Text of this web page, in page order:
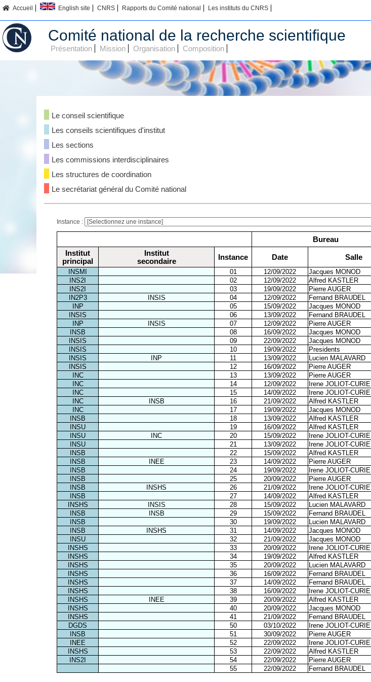
Accueil English site CNRS Rapports du Comité national Les instituts du CNRS
Comité national de la recherche scientifique
Présentation Mission Organisation Composition
Le conseil scientifique
Les conseils scientifiques d'institut
Les sections
Les commissions interdisciplinaires
Les structures de coordination
Le secrétariat général du Comité national
Instance :
Bureau
Institut
principal
Institut
secondaire
Instance Date Salle
INSMI 01 12/09/2022 Jacques MONOD
INS2I
02 12/09/2022 Alfred KASTLER
INS2I
03 19/09/2022 Pierre AUGER
IN2P3
INSIS 04 12/09/2022 Fernand BRAUDEL
INP
05 15/09/2022 Jacques MONOD
INSIS
06 13/09/2022 Fernand BRAUDEL
INP
INSIS 07 12/09/2022 Pierre AUGER
INSB
08 16/09/2022 Jacques MONOD
INSIS
09 22/09/2022 Jacques MONOD
INSIS
10 19/09/2022 Presidents
INSIS
INP 11 13/09/2022 Lucien MALAVARD
INSIS
12 16/09/2022 Pierre AUGER
INC
13 13/09/2022 Pierre AUGER
INC
14 12/09/2022 Irene JOLIOT-CURIE
INC
15 14/09/2022 Irene JOLIOT-CURIE
INC
INSB 16 21/09/2022 Alfred KASTLER
INC
17 19/09/2022 Jacques MONOD
INSB
18 13/09/2022 Alfred KASTLER
INSU
19 16/09/2022 Alfred KASTLER
INSU
INC 20 15/09/2022 Irene JOLIOT-CURIE
INSU
21 13/09/2022 Irene JOLIOT-CURIE
INSB
22 15/09/2022 Alfred KASTLER
INSB
INEE 23 14/09/2022 Pierre AUGER
INSB
24 19/09/2022 Irene JOLIOT-CURIE
INSB
25 20/09/2022 Pierre AUGER
INSB
INSHS 26 21/09/2022 Irene JOLIOT-CURIE
INSB
27 14/09/2022 Alfred KASTLER
INSHS
INSIS 28 15/09/2022 Lucien MALAVARD
INSB
INSB 29 15/09/2022 Fernand BRAUDEL
INSB
30 19/09/2022 Lucien MALAVARD
INSB
INSHS 31 14/09/2022 Jacques MONOD
INSU
32 21/09/2022 Jacques MONOD
INSHS
33 20/09/2022 Irene JOLIOT-CURIE
INSHS
34 19/09/2022 Alfred KASTLER
INSHS
35 20/09/2022 Lucien MALAVARD
INSHS
36 16/09/2022 Fernand BRAUDEL
INSHS
37 14/09/2022 Fernand BRAUDEL
INSHS
38 16/09/2022 Irene JOLIOT-CURIE
INSHS
INEE 39 20/09/2022 Alfred KASTLER
INSHS
40 20/09/2022 Jacques MONOD
INSHS
41 21/09/2022 Fernand BRAUDEL
DGDS
50 03/10/2022 Irene JOLIOT-CURIE
INSB
51 30/09/2022 Pierre AUGER
INEE
52 22/09/2022 Irene JOLIOT-CURIE
INSHS
53 22/09/2022 Alfred KASTLER
INS2I
54 22/09/2022 Pierre AUGER
55
22/09/2022 Fernand BRAUDEL